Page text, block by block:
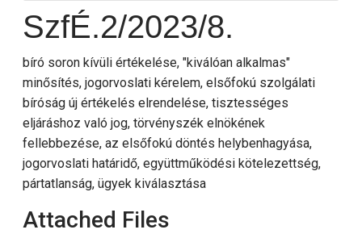
SzfÉ.2/2023/8.
bíró soron kívüli értékelése, "kiválóan alkalmas"
minősítés, jogorvoslati kérelem, elsőfokú szolgálati
bíróság új értékelés elrendelése, tisztességes
eljáráshoz való jog, törvényszék elnökének
fellebbezése, az elsőfokú döntés helybenhagyása,
jogorvoslati határidő, együttműködési kötelezettség,
pártatlanság, ügyek kiválasztása
Attached Files